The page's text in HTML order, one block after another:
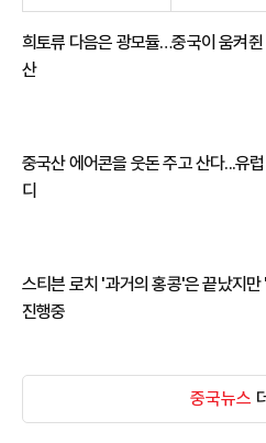
희토류 다음은 광모듈…중국이 움켜
산
중국산 에어콘을 웃돈 주고 산다...유
디
스티븐 로치 '과거의 홍콩'은 끝났지
진행중
중국뉴스